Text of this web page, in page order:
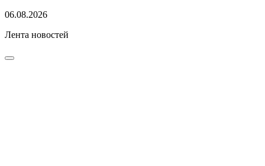
06.08.2026
Лента новостей